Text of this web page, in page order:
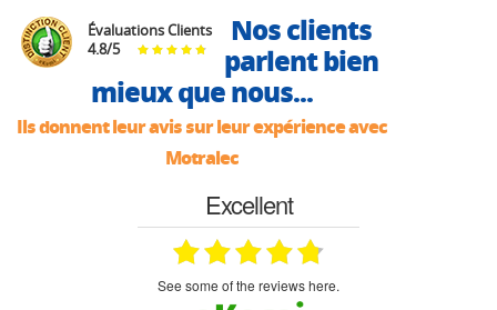
Évaluations Clients
4.8/5
Nos clients
parlent bien
mieux que nous...
Ils donnent leur avis sur leur expérience avec
Motralec
Excellent
see some of the reviews here.